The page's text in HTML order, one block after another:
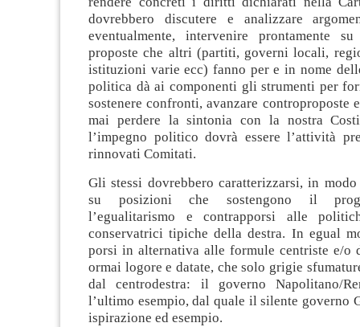
dovrebbero discutere e analizzare
eventualmente, intervenire prontamente
proposte che altri (partiti, governi locali,
istituzioni varie ecc) fanno per e in nome
politica dà ai componenti gli strumenti per
sostenere confronti, avanzare controproposte
mai perdere la sintonia con la nostra
l’impegno politico dovrà essere l’attività
rinnovati Comitati.
Gli stessi dovrebbero caratterizzarsi, in
su posizioni che sostengono il
l’egualitarismo e contrapporsi alle
conservatrici tipiche della destra. In egual
porsi in alternativa alle formule centriste e/o
ormai logore e datate, che solo grigie
dal centrodestra: il governo Napolitano/
l’ultimo esempio, dal quale il silente governo
ispirazione ed esempio.